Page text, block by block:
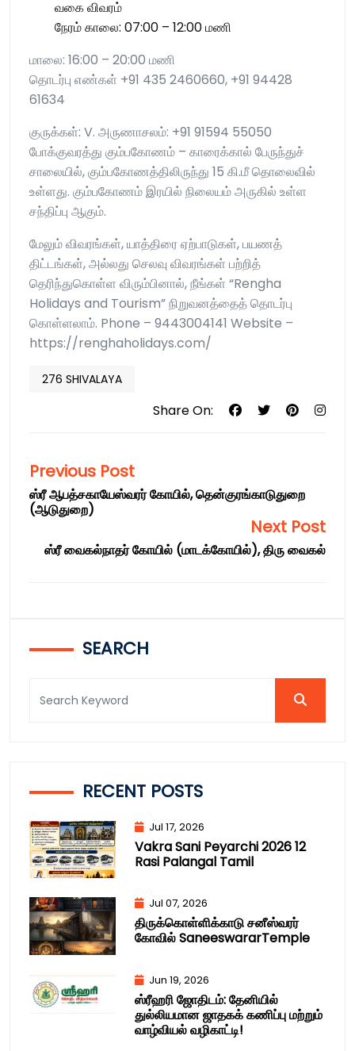
வகை விவரம்
நேரம் காலை: 07:00 – 12:00 மணி
மாலை: 16:00 – 20:00 மணி
தொடர்பு எண்கள் +91 435 2460660, +91 94428
61634
குருக்கள்: V. அருணாசலம்: +91 91594 55050
போக்குவரத்து கும்பகோணம் – காரைக்கால் பேருந்துச்
சாலையில், கும்பகோணத்திலிருந்து 15 கி.மீ தொலைவில்
உள்ளது. கும்பகோணம் இரயில் நிலையம் அருகில் உள்ள
சந்திப்பு ஆகும்.
மேலும் விவரங்கள், யாத்திரை ஏற்பாடுகள், பயணத்
திட்டங்கள், அல்லது செலவு விவரங்கள் பற்றித்
தெரிந்துகொள்ள விரும்பினால், நீங்கள் “Rengha
Holidays and Tourism” நிறுவனத்தைத் தொடர்பு
கொள்ளலாம். Phone – 9443004141 Website –
https://renghaholidays.com/
276 SHIVALAYA
Share On:
Previous Post
ஸ்ரீ ஆபத்சகாயேஸ்வரர் கோயில், தென்குரங்காடுதுறை
(ஆடுதுறை)
Next Post
ஸ்ரீ வைகல்நாதர் கோயில் (மாடக்கோயில்), திரு வைகல்
SEARCH
RECENT POSTS
Jul 17, 2026
Vakra Sani Peyarchi 2026 12
Rasi Palangal Tamil
Jul 07, 2026
திருக்கொள்ளிக்காடு சனீஸ்வரர்
கோவில் SaneeswararTemple
Jun 19, 2026
ஸ்ரீஹரி ஜோதிடம்: தேனியில்
துல்லியமான ஜாதகக் கணிப்பு மற்றும்
வாழ்வியல் வழிகாட்டி!